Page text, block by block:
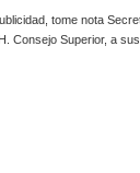
tome nota
Consejo Superior, a